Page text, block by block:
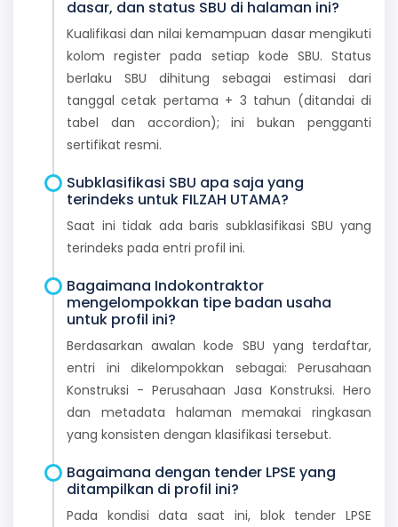
dasar, dan status SBU di halaman ini?
Kualifikasi dan nilai kemampuan dasar mengikuti
kolom register pada setiap kode SBU. Status
berlaku SBU dihitung sebagai estimasi dari
tanggal cetak pertama + 3 tahun (ditandai di
tabel dan accordion); ini bukan pengganti
sertifikat resmi.
Subklasifikasi SBU apa saja yang
terindeks untuk FILZAH UTAMA?
Saat ini tidak ada baris subklasifikasi SBU yang
terindeks pada entri profil ini.
Bagaimana Indokontraktor
mengelompokkan tipe badan usaha
untuk profil ini?
Berdasarkan awalan kode SBU yang terdaftar,
entri ini dikelompokkan sebagai: Perusahaan
Konstruksi - Perusahaan Jasa Konstruksi. Hero
dan metadata halaman memakai ringkasan
yang konsisten dengan klasifikasi tersebut.
Bagaimana dengan tender LPSE yang
ditampilkan di profil ini?
Pada kondisi data saat ini, blok tender LPSE